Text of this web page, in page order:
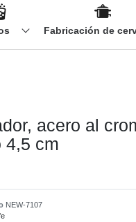
Fabricación de
acero al
4,5 cm
NEW-7107